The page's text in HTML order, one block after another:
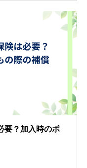
要？加入時のポ